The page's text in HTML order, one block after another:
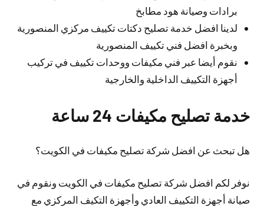
برادات وصيانة هود مطابخ
لدينا افضل خدمة تصليح دكتات تكييف مركزي المنصورية
وبخبرة افضل فني تكييف المنصورية
نقوم أيضا عبر فني مكيفات ووحدات تكييف في تركيب
أجهزة التكييف الداخلية والخارجية
خدمة تصليح مكيفات 24 ساعة
هل تبحث عن افضل شركة تصليح مكيفات في الكويت؟
نوفر لكم افضل شركة تصليح مكيفات في الكويت ونقوم في
صيانة أجهزة التكييف العادي وأجهزة التكيف المركزي مع